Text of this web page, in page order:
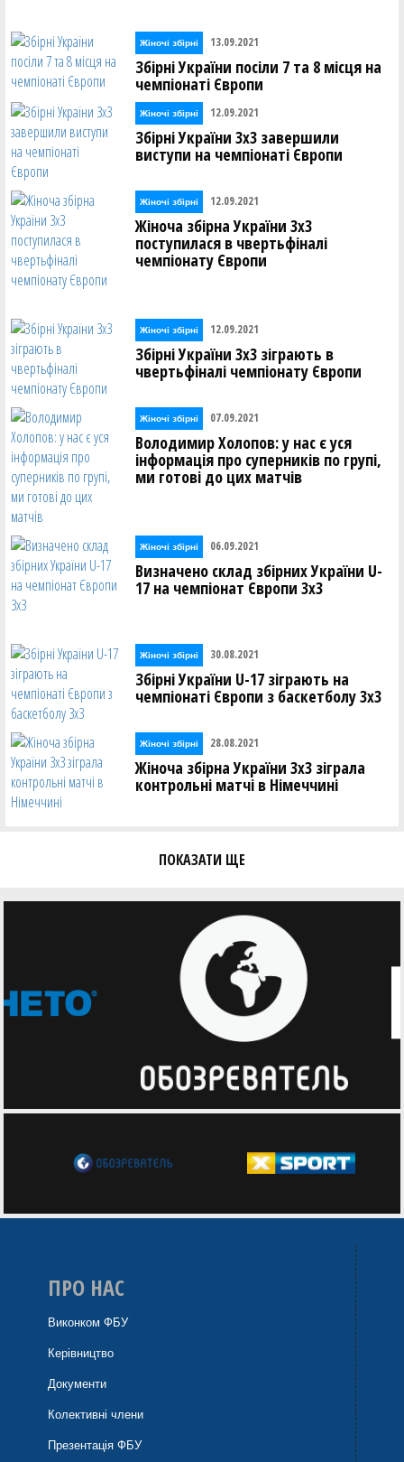
Жіночі збірні 13.09.2021
Збірні України посіли 7 та 8 місця на
чемпіонаті Європи
Жіночі збірні 12.09.2021
Збірні України 3х3 завершили
виступи на чемпіонаті Європи
Жіночі збірні 12.09.2021
Жіноча збірна України 3х3
поступилася в чвертьфіналі
чемпіонату Європи
Жіночі збірні 12.09.2021
Збірні України 3х3 зіграють в
чвертьфіналі чемпіонату Європи
Жіночі збірні 07.09.2021
Володимир Холопов: у нас є уся
інформація про суперників по групі,
ми готові до цих матчів
Жіночі збірні 06.09.2021
Визначено склад збірних України U-
17 на чемпіонат Європи 3х3
Жіночі збірні 30.08.2021
Збірні України U-17 зіграють на
чемпіонаті Європи з баскетболу 3х3
Жіночі збірні 28.08.2021
Жіноча збірна України 3х3 зіграла
контрольні матчі в Німеччині
ПОКАЗАТИ ЩЕ
ПРО НАС
Виконком ФБУ
Керівництво
Документи
Колективні члени
Презентація ФБУ